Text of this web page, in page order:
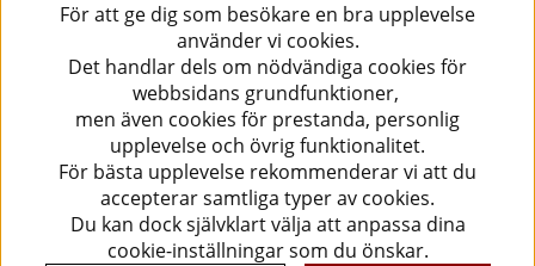
För att ge dig som besökare en bra upplevelse
använder vi cookies.
Det handlar dels om nödvändiga cookies för
webbsidans grundfunktioner,
men även cookies för prestanda, personlig
upplevelse och övrig funktionalitet.
För bästa upplevelse rekommenderar vi att du
accepterar samtliga typer av cookies.
Du kan dock självklart välja att anpassa dina
cookie-inställningar som du önskar.